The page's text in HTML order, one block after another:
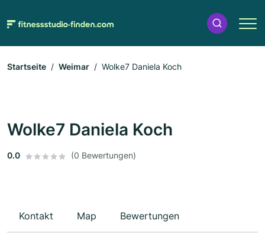
Startseite Weimar Wolke7 Daniela Koch
Wolke7 Daniela Koch
0.0 (0 Bewertungen)
Kontakt Map Bewertungen